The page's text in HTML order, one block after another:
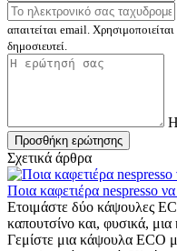
απαιτείται email.
δημοσιευτεί.
Προσθήκη ερώτησης
Σχετικά άρθρα
Ποια καφετιέρα nespresso να
Ετοιμάστε δύο κάψουλες
καπουτσίνο και, φυσικά,
Γεμίστε μια κάψουλα ECO